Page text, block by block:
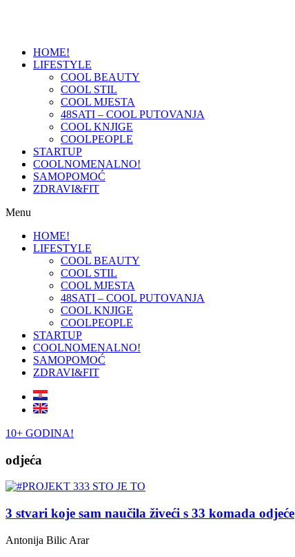
HOME!
LIFESTYLE
COOL BEAUTY
COOL STIL
COOL MJESTA
48SATI – COOL PUTOVANJA
COOL KNJIGE
COOLPEOPLE
STARTUP
COOLNOMENALNO!
SAMOPOMOĆ
ZDRAVI&FIT
Menu
HOME!
LIFESTYLE
COOL BEAUTY
COOL STIL
COOL MJESTA
48SATI – COOL PUTOVANJA
COOL KNJIGE
COOLPEOPLE
STARTUP
COOLNOMENALNO!
SAMOPOMOĆ
ZDRAVI&FIT
10+ GODINA!
odjeća
3 stvari koje sam naučila živeći s 33 komada odjeće
Antonija Bilic Arar